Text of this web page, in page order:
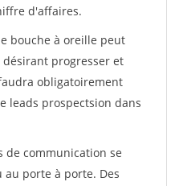
d'affaires.
bouche à oreille peut
progresser et
obligatoirement
leads prospectsion dans
de communication se
porte à porte. Des